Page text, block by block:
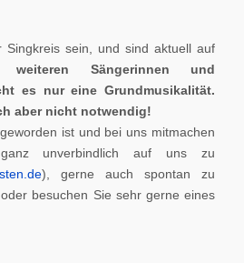
Singkreis sein, und sind aktuell auf
weiteren Sängerinnen und
es nur eine Grundmusikalität.
aber nicht notwendig!
ist und bei uns mitmachen
unverbindlich auf uns zu
), gerne auch spontan zu
oder besuchen Sie sehr gerne eines